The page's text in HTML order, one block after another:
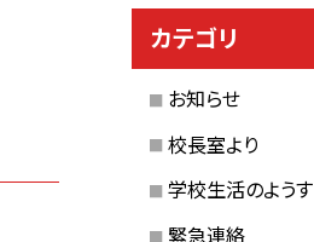
カテゴリ
お知らせ
校長室より
学校生活のようす
緊急連絡